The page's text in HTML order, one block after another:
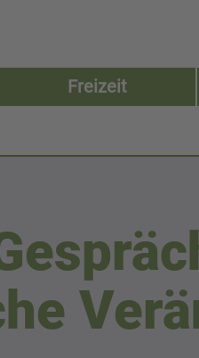
Freizeit